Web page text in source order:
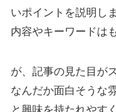
いポイントを説明しま
内容やキーワードは
が、記事の見た目が
なんだか面白そうな